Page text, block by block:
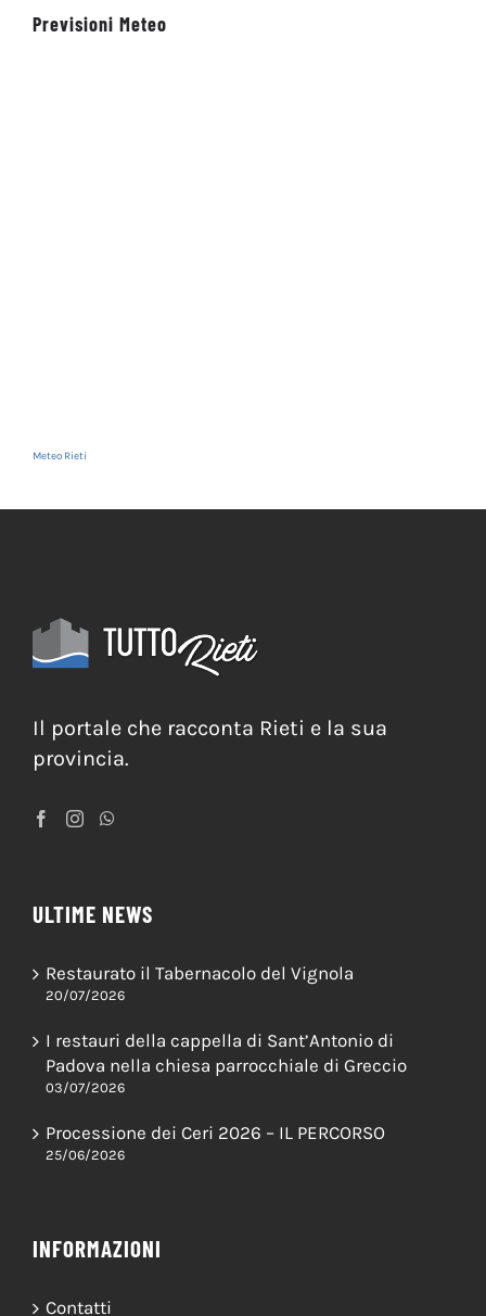
Previsioni Meteo
Meteo Rieti
Il portale che racconta Rieti e la sua
provincia.
ULTIME NEWS
Restaurato il Tabernacolo del Vignola
20/07/2026
I restauri della cappella di Sant’Antonio di
Padova nella chiesa parrocchiale di Greccio
03/07/2026
Processione dei Ceri 2026 – IL PERCORSO
25/06/2026
INFORMAZIONI
Contatti